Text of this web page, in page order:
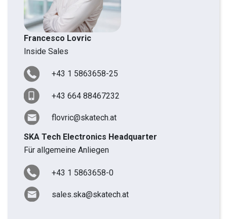
Francesco Lovric
Inside Sales
+43 1 5863658-25
+43 664 88467232
flovric@skatech.at
SKA Tech Electronics Headquarter
Für allgemeine Anliegen
+43 1 5863658-0
sales.ska@skatech.at